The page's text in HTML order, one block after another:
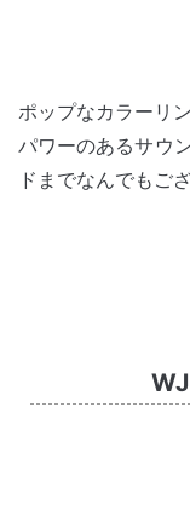
ポップなカラーリ
パワーのあるサウ
ドまでなんでもご